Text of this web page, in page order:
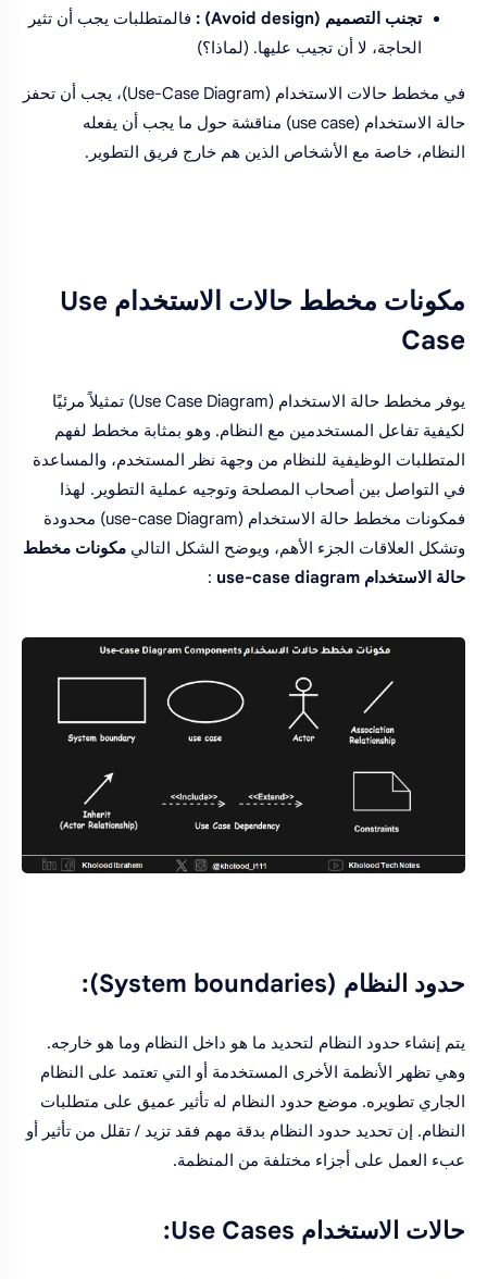
تجنب التصميم (Avoid design) :
فالمتطلبات يجب أن تثير
الحاجة، لا أن تجيب عليها. (لماذا؟)
في مخطط حالات الاستخدام (Use-Case Diagram)، يجب أن تحفز
حالة الاستخدام (use case) مناقشة حول ما يجب أن يفعله
النظام، خاصة مع الأشخاص الذين هم خارج فريق التطوير.
مكونات مخطط حالات الاستخدام Use
Case
يوفر مخطط حالة الاستخدام (Use Case Diagram) تمثيلاً مرئيًا
لكيفية تفاعل المستخدمين مع النظام. وهو بمثابة مخطط لفهم
المتطلبات الوظيفية للنظام من وجهة نظر المستخدم، والمساعدة
في التواصل بين أصحاب المصلحة وتوجيه عملية التطوير. لهذا
فمكونات مخطط حالة الاستخدام (use-case Diagram) محدودة
وتشكل العلاقات الجزء الأهم، ويوضح الشكل التالي مكونات مخطط
حالة الاستخدام use-case diagram
:
حدود النظام (System boundaries):
يتم إنشاء حدود النظام لتحديد ما هو داخل النظام وما هو خارجه.
وهي تظهر الأنظمة الأخرى المستخدمة أو التي تعتمد على النظام
الجاري تطويره. موضع حدود النظام له تأثير عميق على متطلبات
النظام. إن تحديد حدود النظام بدقة مهم فقد تزيد / تقلل من تأثير أو
عبء العمل على أجزاء مختلفة من المنظمة.
حالات الاستخدام Use Cases: